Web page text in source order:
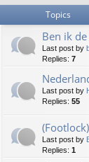
Topics
Ben ik
Last post by
Replies: 7
Last post by
Replies: 55
Last post by
Replies: 1